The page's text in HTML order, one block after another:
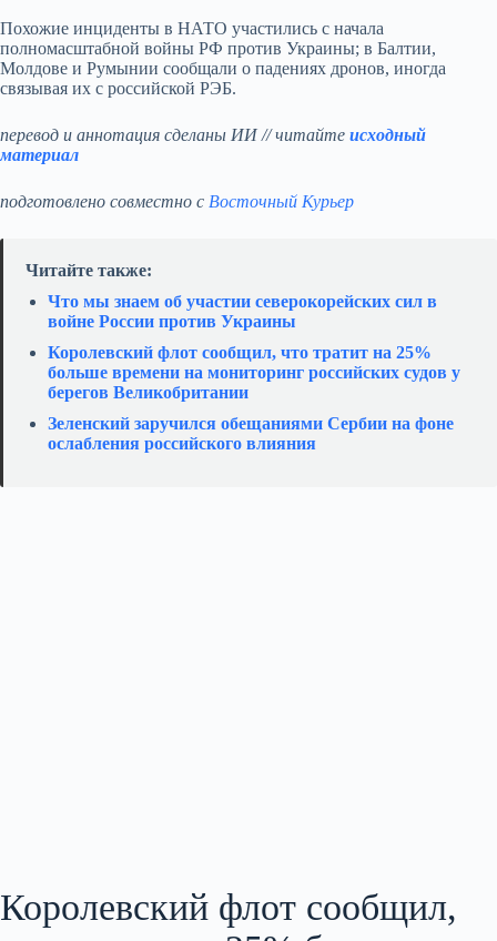
Похожие инциденты в НАТО участились с начала
полномасштабной войны РФ против Украины; в Балтии,
Молдове и Румынии сообщали о падениях дронов, иногда
связывая их с российской РЭБ.
перевод и аннотация сделаны ИИ // читайте исходный
материал
подготовлено совместно с Восточный Курьер
Читайте также:
Что мы знаем об участии северокорейских сил в
войне России против Украины
Королевский флот сообщил, что тратит на 25%
больше времени на мониторинг российских судов у
берегов Великобритании
Зеленский заручился обещаниями Сербии на фоне
ослабления российского влияния
Королевский флот сообщил,